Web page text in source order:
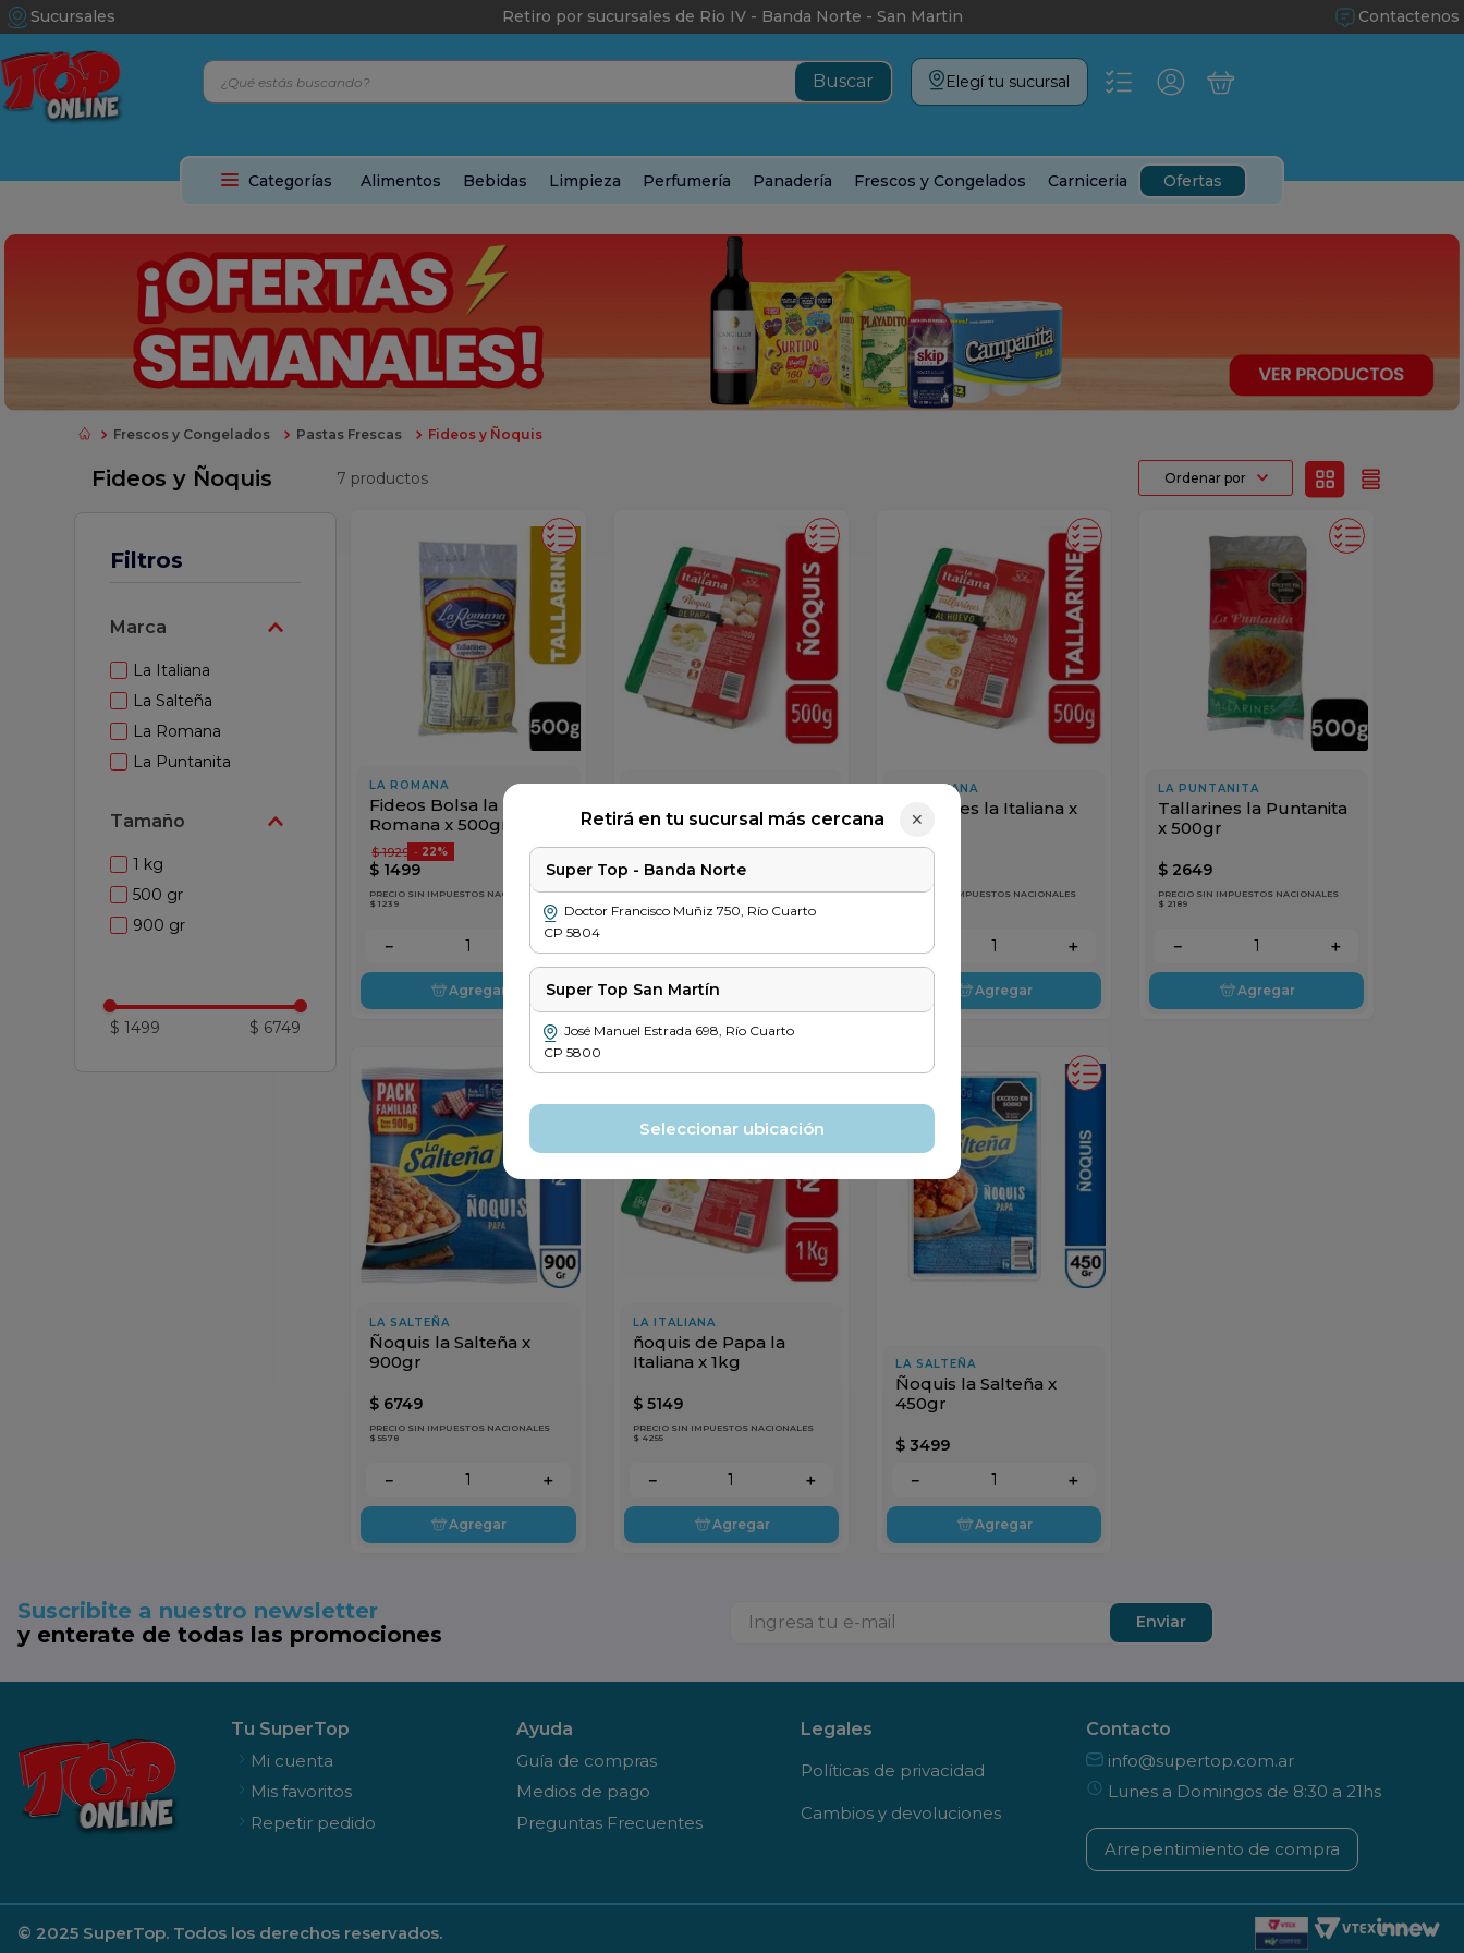
Sucursales Retiro por sucursales de Rio IV - Banda Norte - San Martin Contactenos
¿Qué estás buscando?
Elegí tu sucursal
Retirá en tu sucursal más cercana ✕
Super Top - Banda Norte
Doctor Francisco Muñiz 750 Río Cuarto
CP 5804
Super Top San Martín
José Manuel Estrada 698 Río Cuarto
CP 5800
Seleccionar ubicación
Categorías Alimentos Bebidas Limpieza Perfumería Panadería Frescos y Congelados Carniceria Ofertas
Frescos y Congelados Pastas Frescas Fideos y Ñoquis
Fideos y Ñoquis
Filtros
Marca
La Italiana
La Salteña
La Romana
La Puntanita
Tamaño
1 kg
500 gr
900 gr
$ 1499 $ 6749
7 productos Ordenar por
LA ROMANA
Fideos Bolsa la
Romana x 500gr
$ 1499
$ 1929 - 22%
PRECIO SIN IMPUESTOS NACIONALES
$ 1239
－
Agregar
LA ITALIANA
ñoquis la Italiana x
500gr
$ 2849
PRECIO SIN IMPUESTOS NACIONALES
Agregar
LA ITALIANA
Tallarines la Italiana x
500gr
PRECIO SIN IMPUESTOS NACIONALES
＋
Agregar
LA PUNTANITA
Tallarines la Puntanita
x 500gr
$ 2649
PRECIO SIN IMPUESTOS NACIONALES
$ 2189
＋
－
Agregar
LA SALTEÑA
Ñoquis la Salteña x
900gr
$ 6749
PRECIO SIN IMPUESTOS NACIONALES
$ 5578
＋
－
Agregar
LA ITALIANA
ñoquis de Papa la
Italiana x 1kg
$ 5149
PRECIO SIN IMPUESTOS NACIONALES
$ 4255
＋
－
Agregar
LA SALTEÑA
Ñoquis la Salteña x
450gr
$ 3499
＋
－
Agregar
Suscribite a nuestro newsletter
y enterate de todas las promociones
Enviar
Tu SuperTop
Mi cuenta
Mis favoritos
Repetir pedido
Ayuda
Guía de compras
Medios de pago
Preguntas Frecuentes
Legales
Políticas de privacidad
Cambios y devoluciones
Contacto
info@supertop.com.ar
Lunes a Domingos de 8:30 a 21hs
Arrepentimiento de compra
© 2025 SuperTop. Todos los derechos reservados.